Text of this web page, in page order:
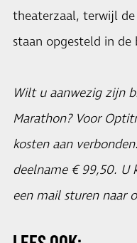
theaterzaal, terwijl de
staan opgesteld in
Wilt u aanwezig zijn
Marathon? Voor
kosten aan
deelname € 99,50. U
een mail sturen naar